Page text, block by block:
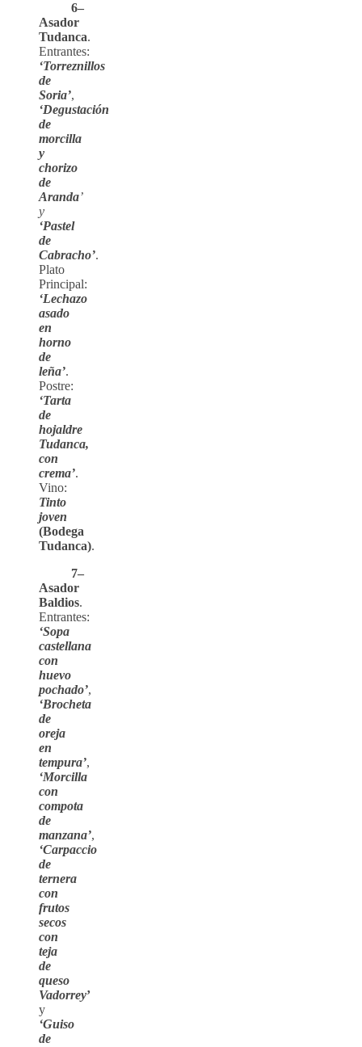
6–
Asador
Tudanca.
Entrantes:
‘Torreznillos
de
Soria’,
‘Degustación
de
morcilla
y
chorizo
de
Aranda’
y
‘Pastel
de
Cabracho’.
Plato
Principal:
‘Lechazo
asado
en
horno
de
leña’.
Postre:
‘Tarta
de
hojaldre
Tudanca,
con
crema’.
Vino:
Tinto
joven
(Bodega
Tudanca).
7–
Asador
Baldios.
Entrantes:
‘Sopa
castellana
con
huevo
pochado’,
‘Brocheta
de
oreja
en
tempura’,
‘Morcilla
con
compota
de
manzana’,
‘Carpaccio
de
ternera
con
frutos
secos
con
teja
de
queso
Vadorrey’
y
‘Guiso
de